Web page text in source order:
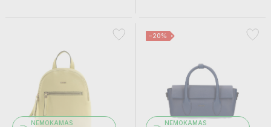
NEMOKAMAS
−20%
NEMOKAMAS